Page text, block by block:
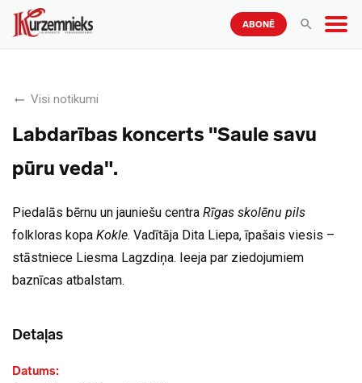
ABONĒ
Visi notikumi
Labdarības koncerts "Saule savu
pūru veda".
Piedalās bērnu un jauniešu centra Rīgas skolēnu pils
folkloras kopa Kokle. Vadītāja Dita Liepa, īpašais viesis –
stāstniece Liesma Lagzdiņa. Ieeja par ziedojumiem
baznīcas atbalstam.
Detaļas
Datums: